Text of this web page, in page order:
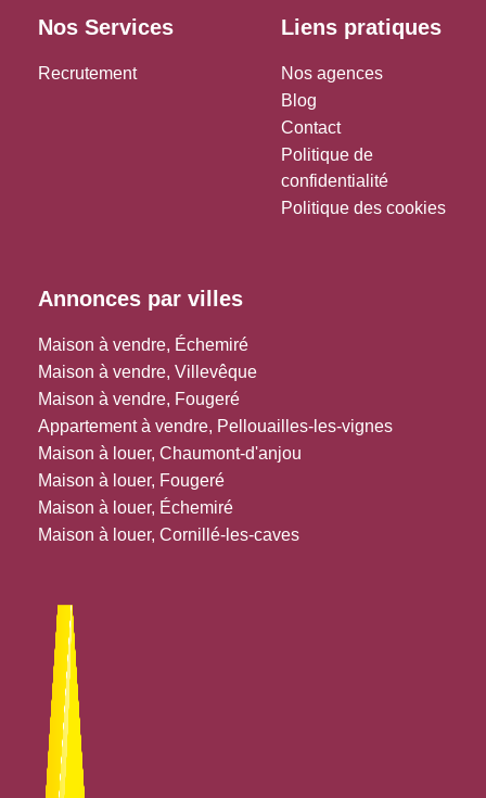
Nos Services
Recrutement
Liens pratiques
Nos agences
Blog
Contact
Politique de
confidentialité
Politique des cookies
Annonces par villes
Maison à vendre, Échemiré
Maison à vendre, Villevêque
Maison à vendre, Fougeré
Appartement à vendre, Pellouailles-les-vignes
Maison à louer, Chaumont-d'anjou
Maison à louer, Fougeré
Maison à louer, Échemiré
Maison à louer, Cornillé-les-caves